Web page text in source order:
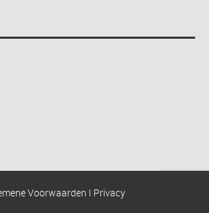
Voorwaarden I Privacy